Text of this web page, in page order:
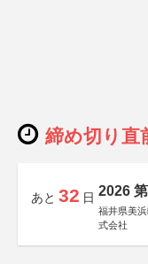
締め切り直
あと 32 日 2026
福井県美
式会社